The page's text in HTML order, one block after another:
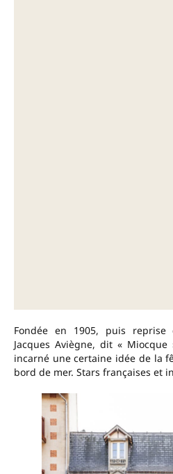
Fondée en 1905, puis
Jacques Aviègne, dit «
incarné une certaine idée de la
bord de mer. Stars françaises et